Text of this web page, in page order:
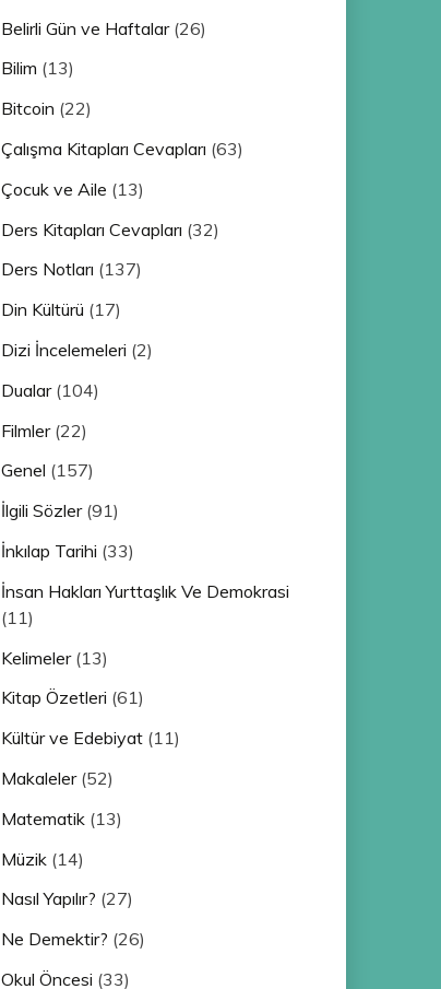
Belirli Gün ve Haftalar(26)
Bilim (13)
Bitcoin (22)
Çalışma Kitapları Cevapları (63)
Çocuk ve Aile (13)
Ders Kitapları Cevapları (32)
Ders Notları (137)
Din Kültürü (17)
Dizi İncelemeleri (2)
Dualar(104)
Filmler(22)
Genel (157)
İlgili Sözler(91)
İnkılap Tarihi (33)
İnsan Hakları Yurttaşlık Ve Demokrasi
(11)
Kelimeler(13)
Kitap Özetleri (61)
Kültür ve Edebiyat(11)
Makaleler(52)
Matematik(13)
Müzik(14)
Nasıl Yapılır? (27)
Ne Demektir? (26)
Okul Öncesi (33)